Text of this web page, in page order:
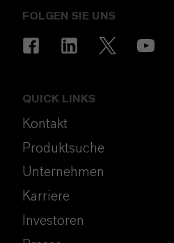
FOLGEN SIE UNS
QUICK LINKS
Kontakt
Produktsuche
Unternehmen
Karriere
Investoren